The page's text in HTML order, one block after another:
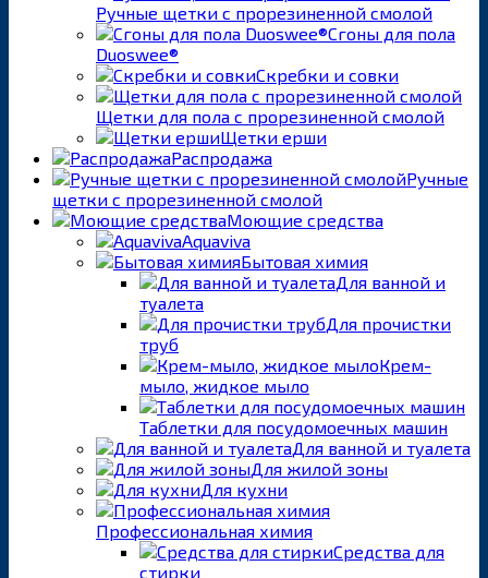
Ручные щетки с прорезиненной смолой
Сгоны для пола
Duoswee®
Скребки и совки
Щетки для пола с прорезиненной смолой
Щетки ерши
Распродажа
Ручные
щетки с прорезиненной смолой
Моющие средства
Aquaviva
Бытовая химия
Для ванной и
туалета
Для прочистки
труб
Крем-
мыло, жидкое мыло
Таблетки для посудомоечных машин
Для ванной и туалета
Для жилой зоны
Для кухни
Профессиональная химия
Средства для
стирки